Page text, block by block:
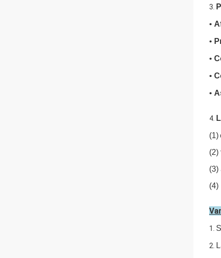
3.
•
•
•
•
•
4.
(1)
(2)
(3)
(4)
1.
2.